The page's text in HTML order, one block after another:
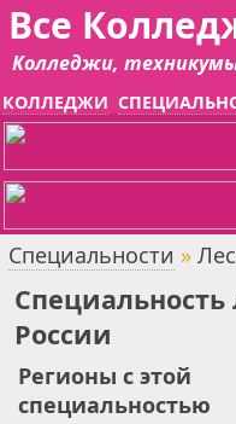
Все
Колледжи,
КОЛЛЕДЖИ
Специальности »
России
Регионы с этой
специальностью